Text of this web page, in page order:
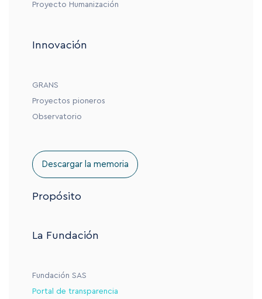
Proyecto Humanización
Innovación
GRANS
Proyectos pioneros
Observatorio
Descargar la memoria
Propósito
La Fundación
Fundación SAS
Portal de transparencia